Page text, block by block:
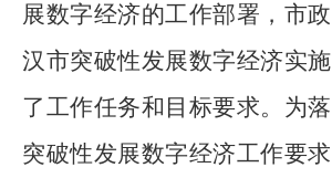
展数字经济的工作部署 ，市
汉市突破性发展数字经济实
了工作任务和目标要求。 为
突破性发展数字经济工作要求